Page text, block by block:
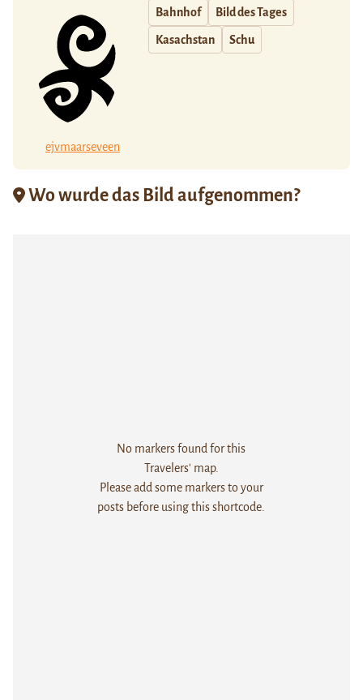
ejvmaarseveen
Bahnhof Bild des Tages
Kasachstan Schu
Wo wurde das Bild aufgenommen?
No markers found for this
Travelers' map.
Please add some markers to your
posts before using this shortcode.